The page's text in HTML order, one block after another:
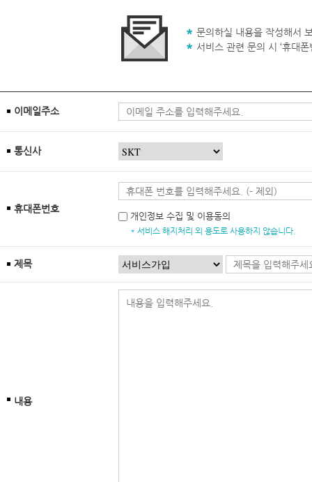
문의하실 내용을 작성해서
서비스 관련 문의 시 ‘휴대
이메일주소
통신사
휴대폰번호
개인정보 수집 및 이용동의
* 서비스 해지처리 외 용도로 사용하지 않습니다.
제목
내용